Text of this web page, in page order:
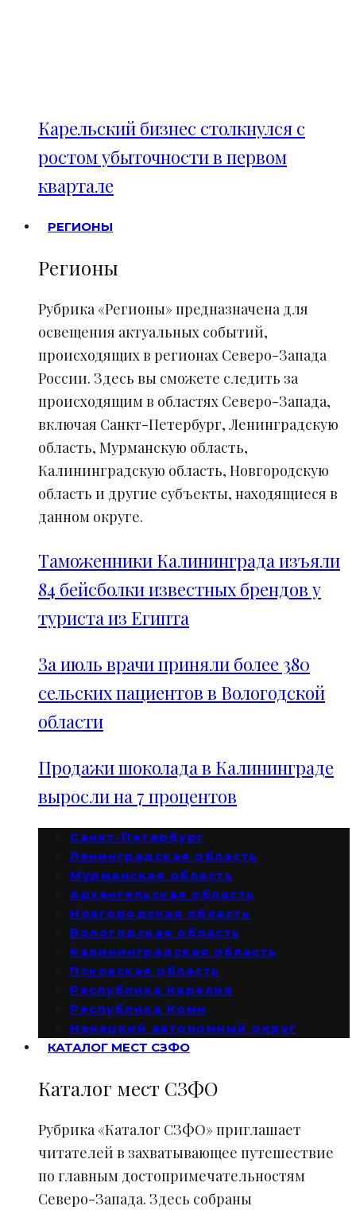
Карельский бизнес столкнулся с
ростом убыточности в первом
квартале
РЕГИОНЫ
Регионы
Рубрика «Регионы» предназначена для
освещения актуальных событий,
происходящих в регионах Северо-Запада
России. Здесь вы сможете следить за
происходящим в областях Северо-Запада,
включая Санкт-Петербург, Ленинградскую
область, Мурманскую область,
Калининградскую область, Новгородскую
область и другие субъекты, находящиеся в
данном округе.
Таможенники Калининграда изъяли
84 бейсболки известных брендов у
туриста из Египта
За июль врачи приняли более 380
сельских пациентов в Вологодской
области
Продажи шоколада в Калининграде
выросли на 7 процентов
Санкт-Петербург
Ленинградская область
Мурманская область
Архангельская область
Новгородская область
Вологодская область
Калининградская область
Псковская область
Республика Карелия
Республика Коми
Ненецкий автономный округ
КАТАЛОГ МЕСТ СЗФО
Каталог мест СЗФО
Рубрика «Каталог СЗФО» приглашает
читателей в захватывающее путешествие
по главным достопримечательностям
Северо-Запада. Здесь собраны